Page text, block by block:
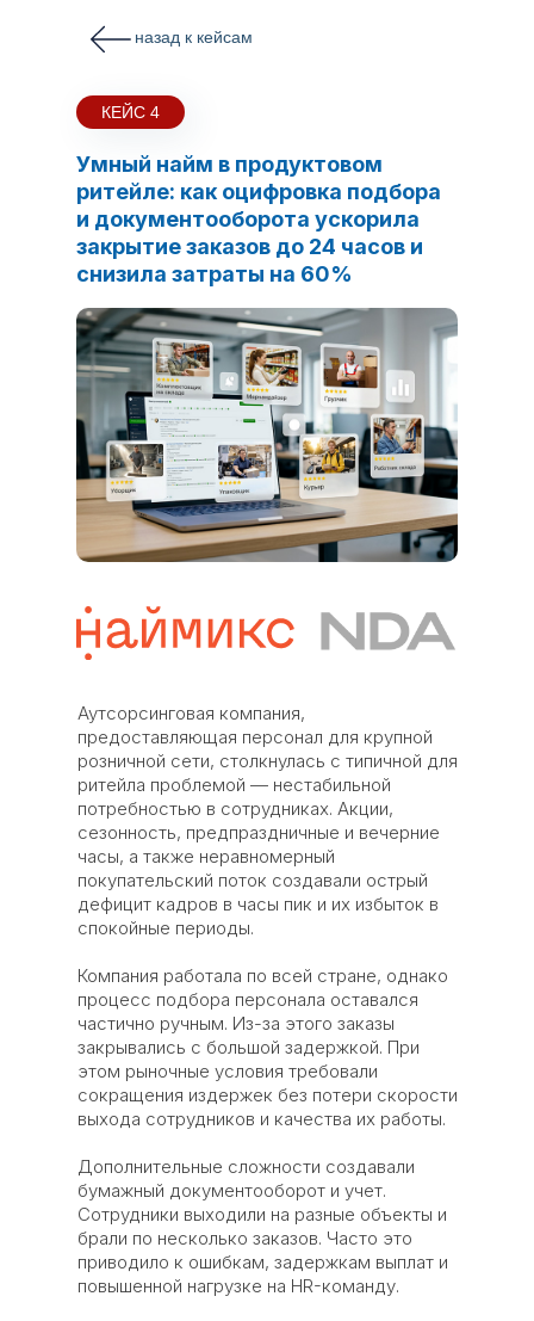
назад к кейсам
Умный найм в продуктовом
ритейле: как оцифровка подбора
и документооборота ускорила
закрытие заказов до 24 часов и
снизила затраты на 60%
Аутсорсинговая компания,
предоставляющая персонал для крупной
розничной сети, столкнулась с типичной для
ритейла проблемой — нестабильной
потребностью в сотрудниках. Акции,
сезонность, предпраздничные и вечерние
часы, а также неравномерный
покупательский поток создавали острый
дефицит кадров в часы пик и их избыток в
спокойные периоды.
Компания работала по всей стране, однако
процесс подбора персонала оставался
частично ручным. Из-за этого заказы
закрывались с большой задержкой. При
этом рыночные условия требовали
сокращения издержек без потери скорости
выхода сотрудников и качества их работы.
Дополнительные сложности создавали
бумажный документооборот и учет.
Сотрудники выходили на разные объекты и
брали по несколько заказов. Часто это
приводило к ошибкам, задержкам выплат и
повышенной нагрузке на HR-команду.
КЕЙС 4